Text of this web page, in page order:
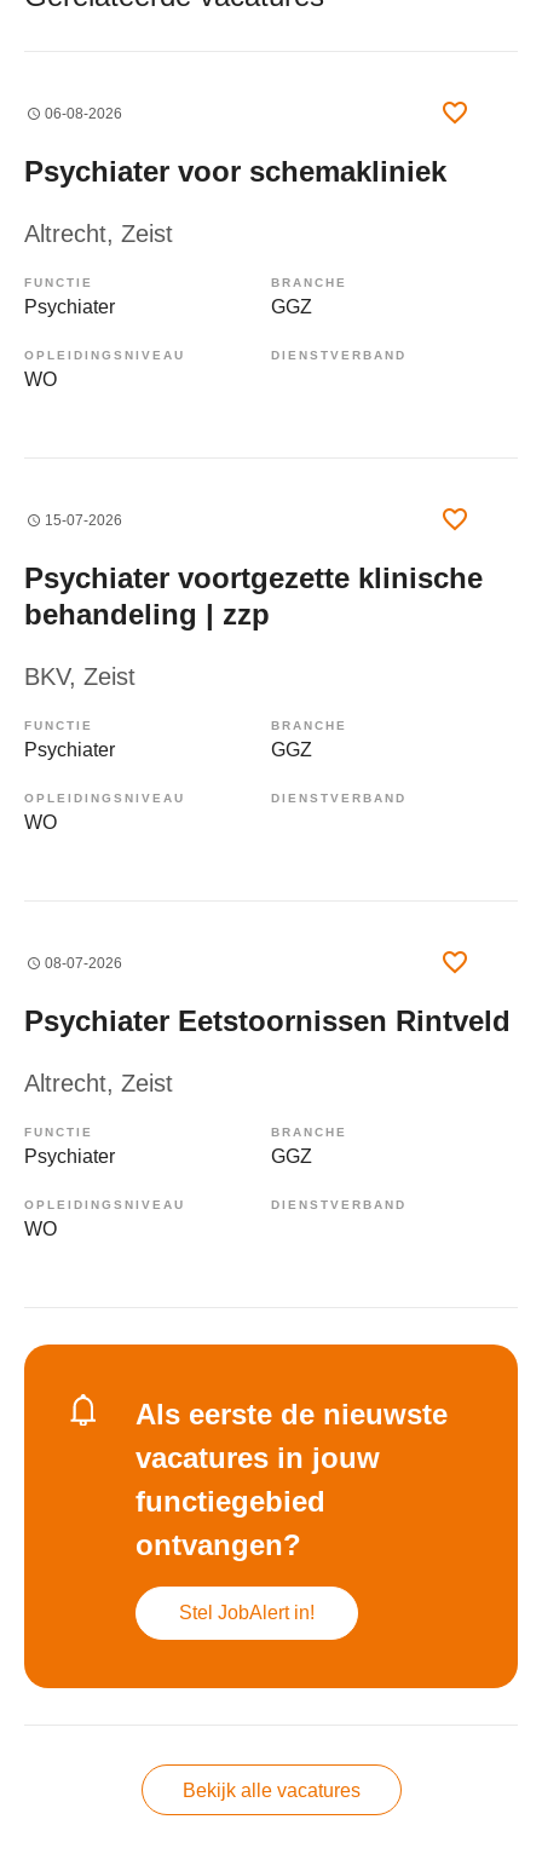
06-08-2026
Psychiater voor schemakliniek
Altrecht, Zeist
FUNCTIE
Psychiater
BRANCHE
GGZ
OPLEIDINGSNIVEAU
WO
DIENSTVERBAND
15-07-2026
Psychiater voortgezette klinische
behandeling | zzp
BKV, Zeist
FUNCTIE
Psychiater
BRANCHE
GGZ
OPLEIDINGSNIVEAU
WO
DIENSTVERBAND
08-07-2026
Psychiater Eetstoornissen Rintveld
Altrecht, Zeist
FUNCTIE
Psychiater
BRANCHE
GGZ
OPLEIDINGSNIVEAU
WO
DIENSTVERBAND
Als eerste de nieuwste
vacatures in jouw
functiegebied
ontvangen?
Stel JobAlert in!
Bekijk alle vacatures